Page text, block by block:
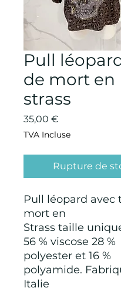
Pull
de mort en
strass
35,00 €
TVA Incluse
Rupture de
Pull léopard avec
mort en
Strass taille
56 % viscose 28 %
polyester et 16 %
polyamide.
Italie